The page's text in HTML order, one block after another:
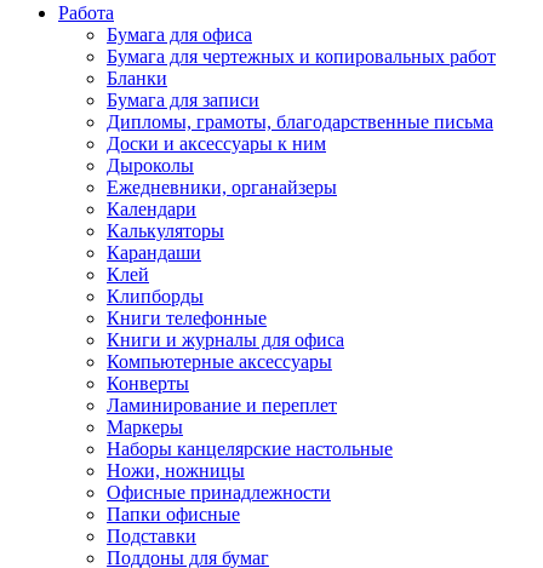
Работа
Бумага для офиса
Бумага для чертежных и копировальных работ
Бланки
Бумага для записи
Дипломы, грамоты, благодарственные письма
Доски и аксессуары к ним
Дыроколы
Ежедневники, органайзеры
Календари
Калькуляторы
Карандаши
Клей
Клипборды
Книги телефонные
Книги и журналы для офиса
Компьютерные аксессуары
Конверты
Ламинирование и переплет
Маркеры
Наборы канцелярские настольные
Ножи, ножницы
Офисные принадлежности
Папки офисные
Подставки
Поддоны для бумаг